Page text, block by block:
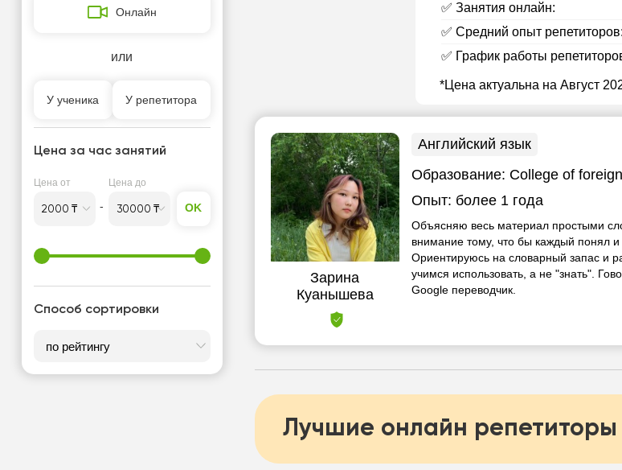
✅ Занятия онлайн:
✅ Средний опыт репетиторов:
✅ График работы
*Цена актуальна на Август
Зарина
Куанышева
Английский язык
Образование: College of
Опыт: более 1 года
Объясняю весь материал простыми
внимание тому, что бы каждый понял и
Ориентируюсь на словарный запас и
учимся использовать, а не "знать".
Google переводчик.
Лучшие онлайн репетиторы
Корпоративный английский
Младшие классы 1-4
Подготовка к олимпиадам
Онлайн
или
У ученика У репетитора
Цена за час занятий
Цена от Цена до
OK
Способ сортировки